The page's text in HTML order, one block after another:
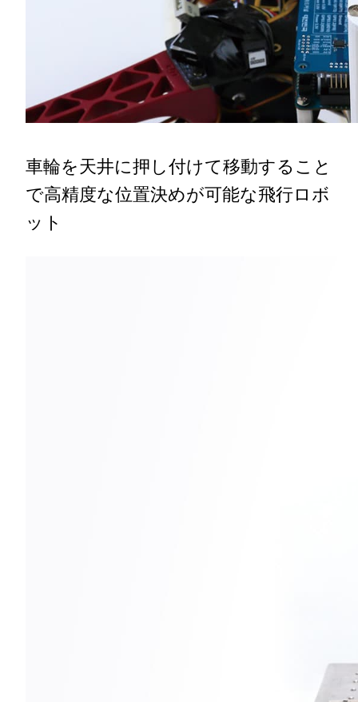
車輪を天井に押し付けて移動すること
で高精度な位置決めが可能な飛行ロボ
ット